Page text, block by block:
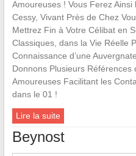
Amoureuses ! Vous Ferez
Cessy, Vivant Près de Chez
Mettrez Fin à Votre Célibat en
Classiques, dans la Vie Réelle
Connaissance d’une
Donnons Plusieurs Références
Amoureuses Facilitant les
dans le 01 !
Lire la suite
Beynost